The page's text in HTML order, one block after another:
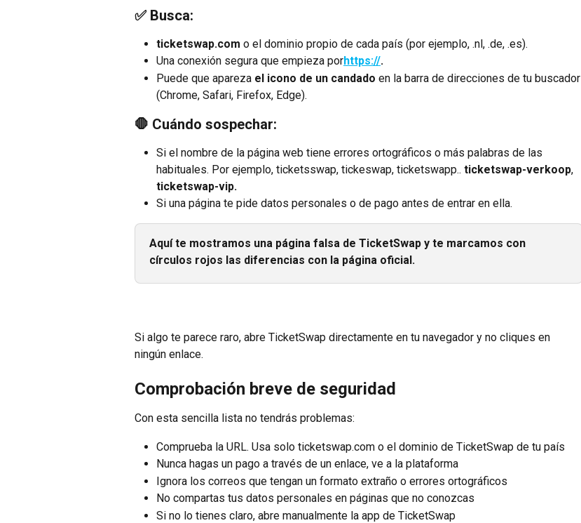
✅ Busca:
ticketswap.com o el dominio propio de cada país (por ejemplo, .nl, .de, .es).
Una conexión segura que empieza porhttps://.
Puede que apareza el icono de un candado en la barra de direcciones de tu buscador
(Chrome, Safari, Firefox, Edge).
🛑 Cuándo sospechar:
Si el nombre de la página web tiene errores ortográficos o más palabras de las
habituales. Por ejemplo, ticketsswap, tickeswap, ticketswapp.. ticketswap-verkoop,
ticketswap-vip.
Si una página te pide datos personales o de pago antes de entrar en ella.
Aquí te mostramos una página falsa de TicketSwap y te marcamos con
círculos rojos las diferencias con la página oficial.
Si algo te parece raro, abre TicketSwap directamente en tu navegador y no cliques en
ningún enlace.
Comprobación breve de seguridad
Con esta sencilla lista no tendrás problemas:
Comprueba la URL. Usa solo ticketswap.com o el dominio de TicketSwap de tu país
Nunca hagas un pago a través de un enlace, ve a la plataforma
Ignora los correos que tengan un formato extraño o errores ortográficos
No compartas tus datos personales en páginas que no conozcas
Si no lo tienes claro, abre manualmente la app de TicketSwap